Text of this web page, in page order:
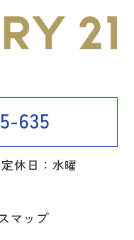
635
定休日：水曜
マップ